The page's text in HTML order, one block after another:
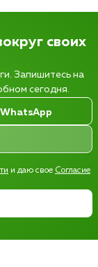
своих
Запишитесь на
сегодня.
WhatsApp
и даю свое Согласие